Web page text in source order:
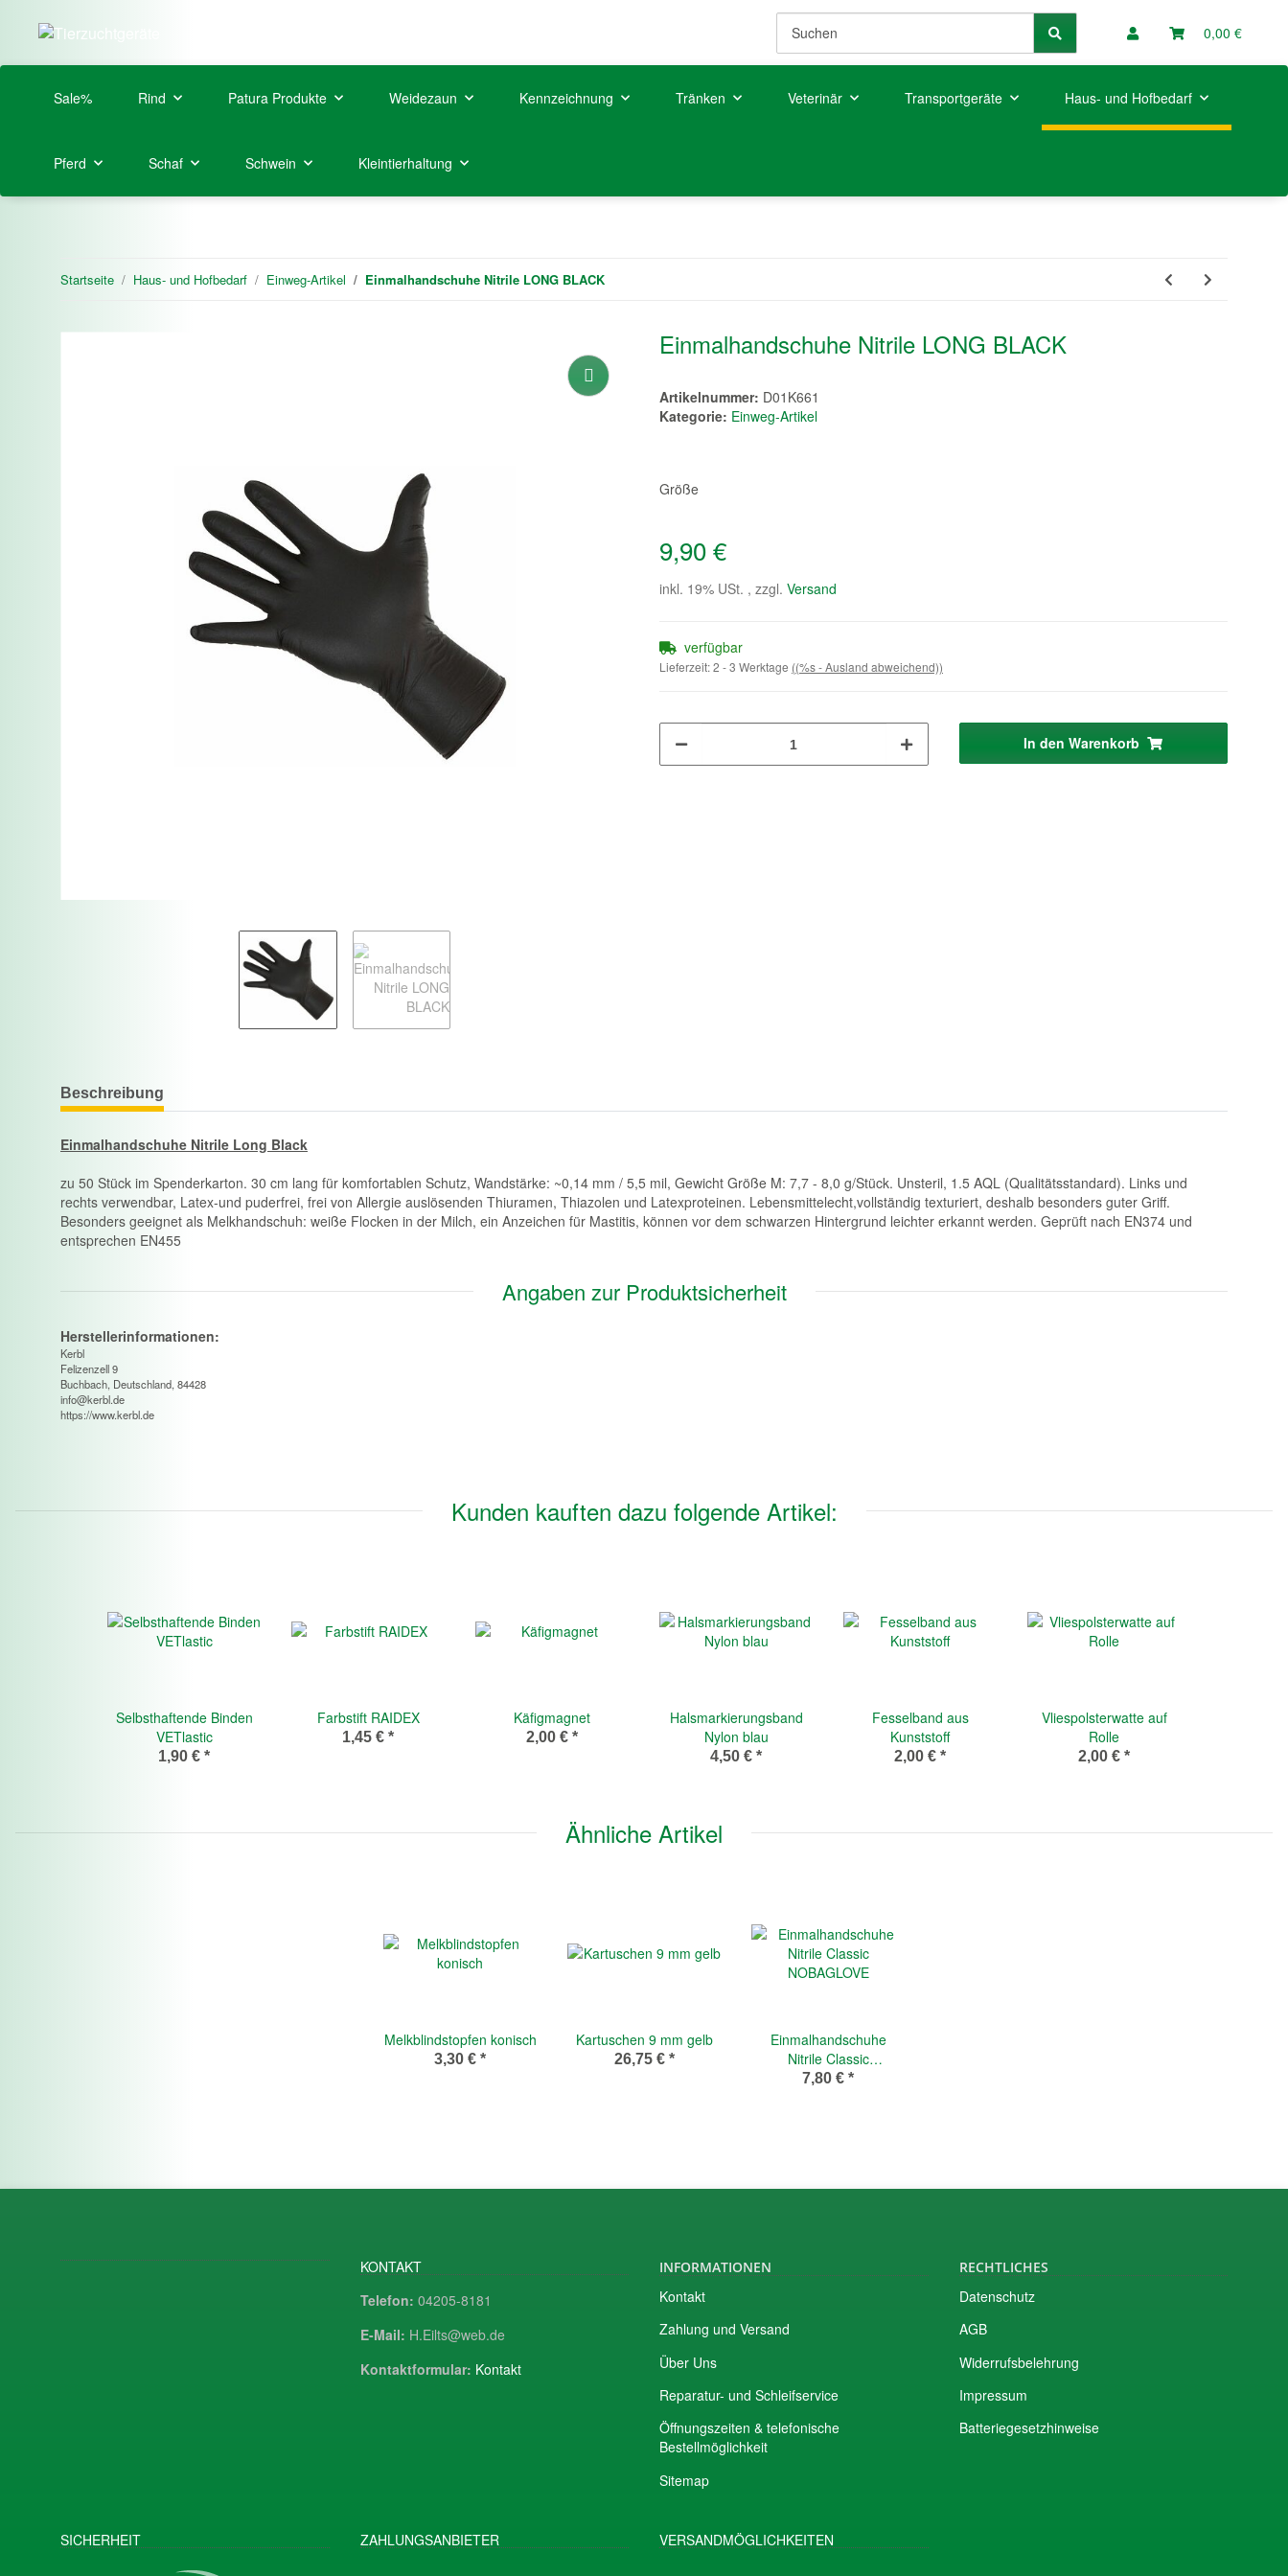
0,00 €
Sale% Rind Patura Produkte Weidezaun Kennzeichnung Tränken Veterinär Transportgeräte Haus- und Hofbedarf
Pferd Schaf Schwein Kleintierhaltung
Startseite Haus- und Hofbedarf Einweg-Artikel Einmalhandschuhe Nitrile LONG BLACK
Einmalhandschuhe Nitrile LONG BLACK
Artikelnummer: D01K661
Kategorie: Einweg-Artikel
Größe
9,90 €
inkl. 19% USt. , zzgl. Versand
verfügbar
Lieferzeit:2 - 3 Werktage ((%s - Ausland abweichend))
In den Warenkorb
Beschreibung
Einmalhandschuhe Nitrile Long Black
zu 50 Stück im Spenderkarton. 30 cm lang für komfortablen Schutz, Wandstärke: ~0,14 mm / 5,5 mil, Gewicht Größe M: 7,7 - 8,0 g/Stück. Unsteril, 1.5 AQL (Qualitätsstandard). Links und
rechts verwendbar, Latex-und puderfrei, frei von Allergie auslösenden Thiuramen, Thiazolen und Latexproteinen. Lebensmittelecht,vollständig texturiert, deshalb besonders guter Griff.
Besonders geeignet als Melkhandschuh: weiße Flocken in der Milch, ein Anzeichen für Mastitis, können vor dem schwarzen Hintergrund leichter erkannt werden. Geprüft nach EN374 und
entsprechen EN455
Angaben zur Produktsicherheit
Herstellerinformationen:
Kerbl
Felizenzell 9
Buchbach, Deutschland, 84428
info@kerbl.de
https://www.kerbl.de
Kunden kauften dazu folgende Artikel:
Selbsthaftende Binden
VETlastic
1,90 € *
Farbstift RAIDEX
1,45 € *
Käfigmagnet
2,00 € *
Halsmarkierungsband
Nylon blau
4,50 € *
Fesselband aus
Kunststoff
2,00 € *
Vliespolsterwatte auf
Rolle
2,00 € *
Ähnliche Artikel
Melkblindstopfen konisch
3,30 € *
Kartuschen 9 mm gelb
26,75 € *
Einmalhandschuhe
Nitrile Classic
NOBAGLOVE
7,80 € *
KONTAKT
Telefon: 04205-8181
E-Mail: H.Eilts@web.de
Kontaktformular: Kontakt
INFORMATIONEN
Kontakt
Zahlung und Versand
Über Uns
Reparatur- und Schleifservice
Öffnungszeiten & telefonische
Bestellmöglichkeit
Sitemap
RECHTLICHES
Datenschutz
AGB
Widerrufsbelehrung
Impressum
Batteriegesetzhinweise
SICHERHEIT ZAHLUNGSANBIETER VERSANDMÖGLICHKEITEN